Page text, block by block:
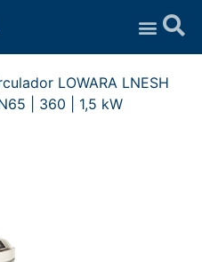
LOWARA LNESH
| 360 | 1,5 kW